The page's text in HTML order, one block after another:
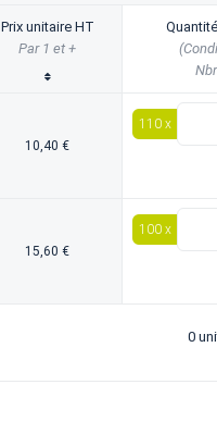
Prix unitaire HT
Par 1 et +
10,40 €
110 x
15,60 €
100 x
0